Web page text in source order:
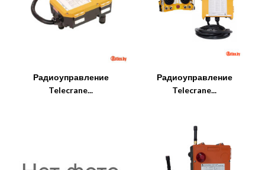
Радиоуправление
Telecrane...
Радиоуправление
Telecrane...